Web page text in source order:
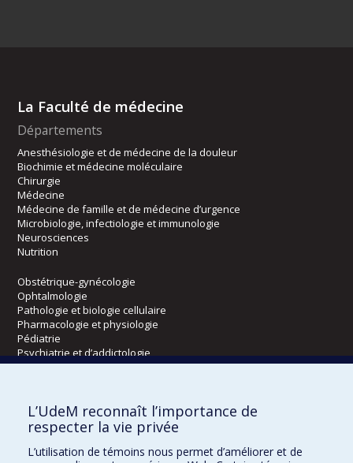
La Faculté de médecine
Départements
Anesthésiologie et de médecine de la douleur
Biochimie et médecine moléculaire
Chirurgie
Médecine
Médecine de famille et de médecine d’urgence
Microbiologie, infectiologie et immunologie
Neurosciences
Nutrition
Obstétrique-gynécologie
Ophtalmologie
Pathologie et biologie cellulaire
Pharmacologie et physiologie
Pédiatrie
Psychiatrie et d’addictologie
Radiologie, radio-oncologie et médecine nucléaire
Écoles
Orthophonie et audiologie
L’UdeM reconnaît l’importance de
respecter la vie privée
L’utilisation de témoins nous permet d’améliorer et de